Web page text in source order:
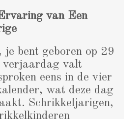
van Een
je bent geboren op 29
verjaardag valt
eens in de vier
wat deze dag
Schrikkeljarigen,